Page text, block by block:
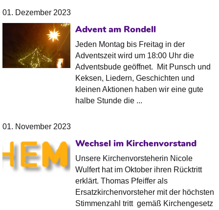
01. Dezember 2023
Advent am Rondell
Jeden Montag bis Freitag in der
Adventszeit wird um 18:00 Uhr die
Adventsbude geöffnet. Mit Punsch und
Keksen, Liedern, Geschichten und
kleinen Aktionen haben wir eine gute
halbe Stunde die ...
01. November 2023
Wechsel im Kirchenvorstand
Unsere Kirchenvorsteherin Nicole
Wulfert hat im Oktober ihren Rücktritt
erklärt. Thomas Pfeiffer als
Ersatzkirchenvorsteher mit der höchsten
Stimmenzahl tritt gemäß Kirchengesetz